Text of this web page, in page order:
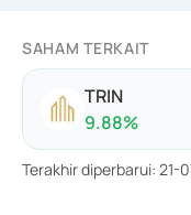
SAHAM TERKAIT
TRIN
9.88%
Terakhir diperbarui: 21-